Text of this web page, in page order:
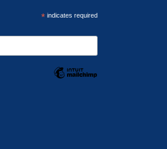
*indicates required